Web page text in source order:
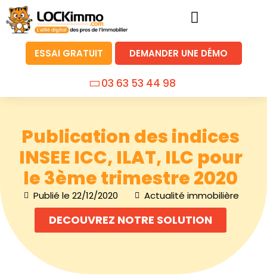
ESSAI GRATUIT DEMANDER UNE DÉMO
03 63 53 44 98
Publication des indices
INSEE ICC, ILAT, ILC pour
le 3ème trimestre 2020
Publié le 22/12/2020 Actualité immobilière
DECOUVREZ NOTRE SOLUTION